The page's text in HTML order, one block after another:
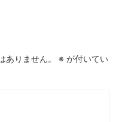
ありません。 ※ が付いてい